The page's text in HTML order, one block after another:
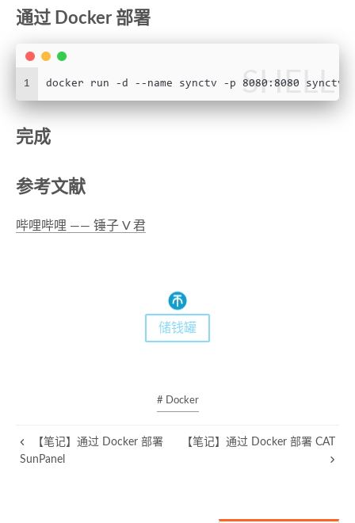
通过 Docker 部署
SHELL
1 docker run -d --name synctv -p 8080:8080
完成
参考文献
哔哩哔哩 —— 锤子 V 君
储钱罐
# Docker
【笔记】通过 Docker 部署
SunPanel
【笔记】通过 Docker 部署 CAT